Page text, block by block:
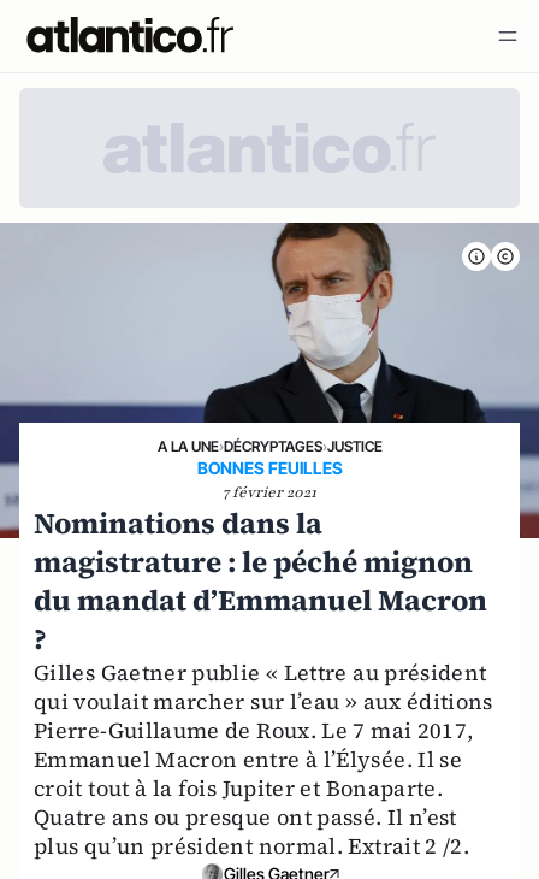
A LA UNE›DÉCRYPTAGES›JUSTICE
BONNES FEUILLES
7 février 2021
Nominations dans la
magistrature : le péché mignon
du mandat d’Emmanuel Macron
?
Gilles Gaetner publie « Lettre au président
qui voulait marcher sur l’eau » aux éditions
Pierre-Guillaume de Roux. Le 7 mai 2017,
Emmanuel Macron entre à l’Élysée. Il se
croit tout à la fois Jupiter et Bonaparte.
Quatre ans ou presque ont passé. Il n’est
plus qu’un président normal. Extrait 2 /2.
Gilles Gaetner